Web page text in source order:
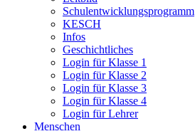
Schul­ent­wick­lungs­pro­gramm
KESCH
Infos
Geschicht­li­ches
Log­in für Klas­se 1
Log­in für Klas­se 2
Log­in für Klas­se 3
Log­in für Klas­se 4
Log­in für Leh­rer
Men­schen